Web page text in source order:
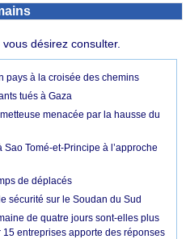
désirez consulter.
pays à la croisée des chemins
tués à Gaza
menacée par la hausse du
Sao Tomé-et-Principe à l’approche
de déplacés
sécurité sur le Soudan du Sud
de quatre jours sont-elles plus
entreprises apporte des réponses